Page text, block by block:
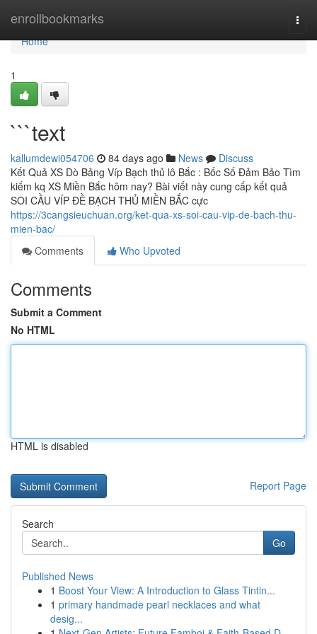
enrollbookmarks
Home
Home
1
```text
kallumdewi054706 84 days ago News
Discuss
Kết Quả XS Dò Bảng Víp Bạch thủ lô Bắc : Bốc Số Đảm Bảo Tìm
kiếm kq XS Miền Bắc hôm nay? Bài viết này cung cấp kết quả
SOI CẦU VÍP ĐỀ BẠCH THỦ MIỀN BẮC cực
https://3cangsieuchuan.org/ket-qua-xs-soi-cau-vip-de-bach-thu-
mien-bac/
Comments
Who Upvoted
Comments
Submit a Comment
No HTML
HTML is disabled
Report Page
Search
Go
Published News
1 Boost Your View: A Introduction to Glass Tintin...
1 primary handmade pearl necklaces and what
desig...